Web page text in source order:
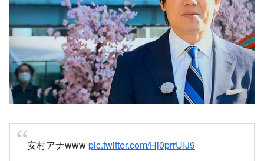
安村アナwww pic.twitter.com/Hj0prrUIJ9